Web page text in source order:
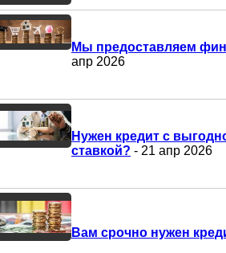
Мы предоставляем
апр 2026
Нужен кредит с
ставкой? - 21 апр 2026
Вам срочно нужен